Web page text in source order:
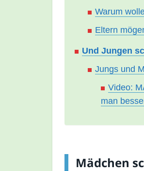
Warum
Eltern
Und Jungen
Jungs und
Video:
man
Mädchen